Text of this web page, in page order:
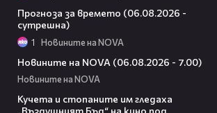
Прогноза за времето (06.08.2026 -
сутрешна)
1 Новините на NOVA
Новините на NOVA (06.08.2026 - 7.00)
Новините на NOVA
Кучета и стопаните им гледаха
„Въздушният Бъд“ на кино под